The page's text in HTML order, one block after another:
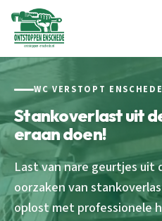
WC VERSTOPT ENSCHEDE
Stankoverlast uit
eraan doen!
Last van nare geurtjes uit
oorzaken van
oplost met professionele